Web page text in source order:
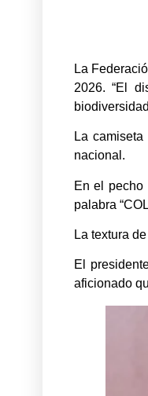
La
2026. “El
La
nacional.
En el pecho
palabra
La textura
El
aficionado